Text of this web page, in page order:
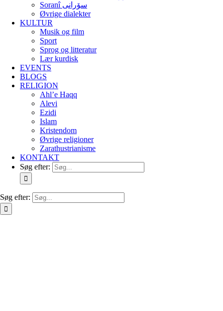
Soranî سۆرانی
Øvrige dialekter
KULTUR
Musik og film
Sport
Sprog og litteratur
Lær kurdisk
EVENTS
BLOGS
RELIGION
Ahl’e Haqq
Alevi
Ezidi
Islam
Kristendom
Øvrige religioner
Zarathustrianisme
KONTAKT
Søg efter:
Søg efter: